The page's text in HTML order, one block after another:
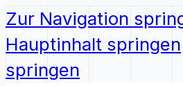
Zur Navigation
Hauptinhalt springen
springen